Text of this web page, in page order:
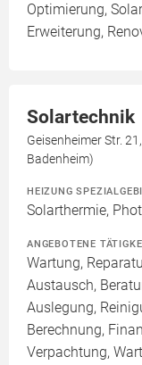
Optimierung,
Erweiterung,
Solartechnik
Geisenheimer Str.
Badenheim)
HEIZUNG
Solarthermie,
ANGEBOTENE
Wartung,
Austausch,
Auslegung,
Berechnung,
Verpachtung,